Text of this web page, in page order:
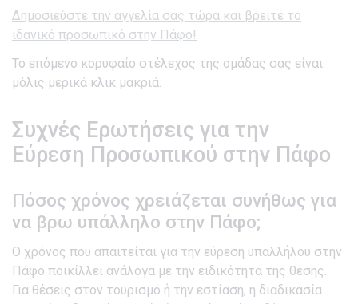
Δημοσιεύστε την αγγελία σας τώρα και βρείτε το
ιδανικό προσωπικό στην Πάφο!
Το επόμενο κορυφαίο στέλεχος της ομάδας σας είναι
μόλις μερικά κλικ μακριά.
Συχνές Ερωτήσεις για την
Εύρεση Προσωπικού στην Πάφο
Πόσος χρόνος χρειάζεται συνήθως για
να βρω υπάλληλο στην Πάφο;
Ο χρόνος που απαιτείται για την εύρεση υπαλλήλου στην
Πάφο ποικίλλει ανάλογα με την ειδικότητα της θέσης.
Για θέσεις στον τουρισμό ή την εστίαση, η διαδικασία